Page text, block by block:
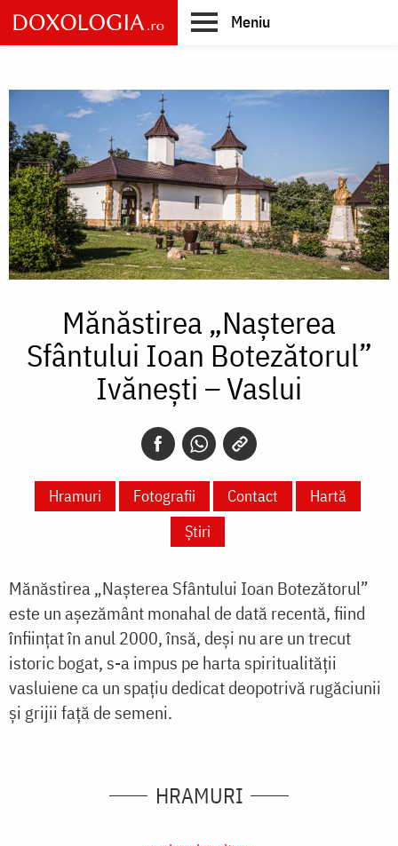
Skip
to
main
Meniu
Mănăstirea „Nașterea
Sfântului Ioan Botezătorul”
Ivănești – Vaslui
Hramuri Fotografii Contact
Hartă
Știri
Mănăstirea „Nașterea Sfântului Ioan Botezătorul”
este un așezământ monahal de dată recentă, fiind
înființat în anul 2000, însă, deși nu are un trecut
istoric bogat, s-a impus pe harta spiritualității
vasluiene ca un spațiu dedicat deopotrivă rugăciunii
și grijii față de semeni.
HRAMURI